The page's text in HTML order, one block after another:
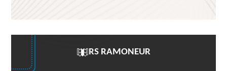
RS RAMONEUR